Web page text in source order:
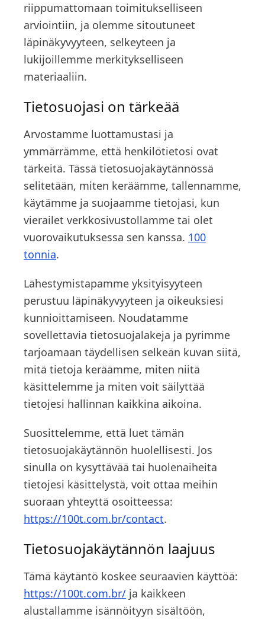
riippumattomaan toimitukselliseen
arviointiin, ja olemme sitoutuneet
läpinäkyvyyteen, selkeyteen ja
lukijoillemme merkitykselliseen
materiaaliin.
Tietosuojasi on tärkeää
Arvostamme luottamustasi ja
ymmärrämme, että henkilötietosi ovat
tärkeitä. Tässä tietosuojakäytännössä
selitetään, miten keräämme, tallennamme,
käytämme ja suojaamme tietojasi, kun
vierailet verkkosivustollamme tai olet
vuorovaikutuksessa sen kanssa. 100
tonnia.
Lähestymistapamme yksityisyyteen
perustuu läpinäkyvyyteen ja oikeuksiesi
kunnioittamiseen. Noudatamme
sovellettavia tietosuojalakeja ja pyrimme
tarjoamaan täydellisen selkeän kuvan siitä,
mitä tietoja keräämme, miten niitä
käsittelemme ja miten voit säilyttää
tietojesi hallinnan kaikkina aikoina.
Suosittelemme, että luet tämän
tietosuojakäytännön huolellisesti. Jos
sinulla on kysyttävää tai huolenaiheita
tietojesi käsittelystä, voit ottaa meihin
suoraan yhteyttä osoitteessa:
https://100t.com.br/contact.
Tietosuojakäytännön laajuus
Tämä käytäntö koskee seuraavien käyttöä:
https://100t.com.br/ ja kaikkeen
alustallamme isännöityyn sisältöön,